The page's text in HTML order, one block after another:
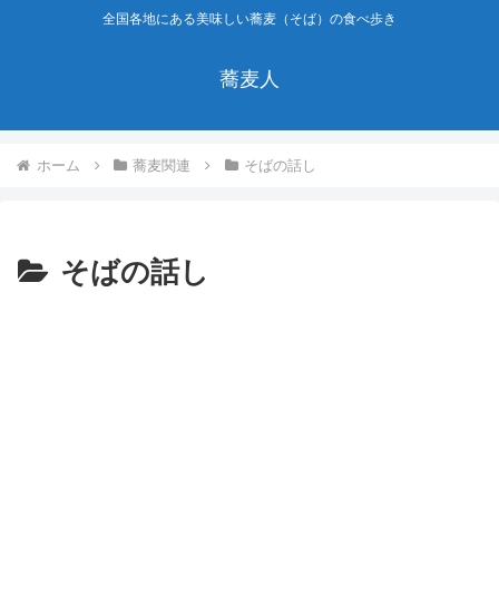
全国各地にある美味しい蕎麦（そば）の食べ歩き
蕎麦人
ホーム 蕎麦関連 そばの話し
そばの話し